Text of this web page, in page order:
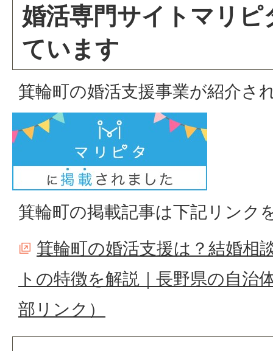
婚活専門サイトマリ
ています
箕輪町の婚活支援事業が紹介さ
箕輪町の掲載記事は下記リンク
箕輪町の婚活支援は？結婚相
トの特徴を解説｜長野県の自治
部リンク）